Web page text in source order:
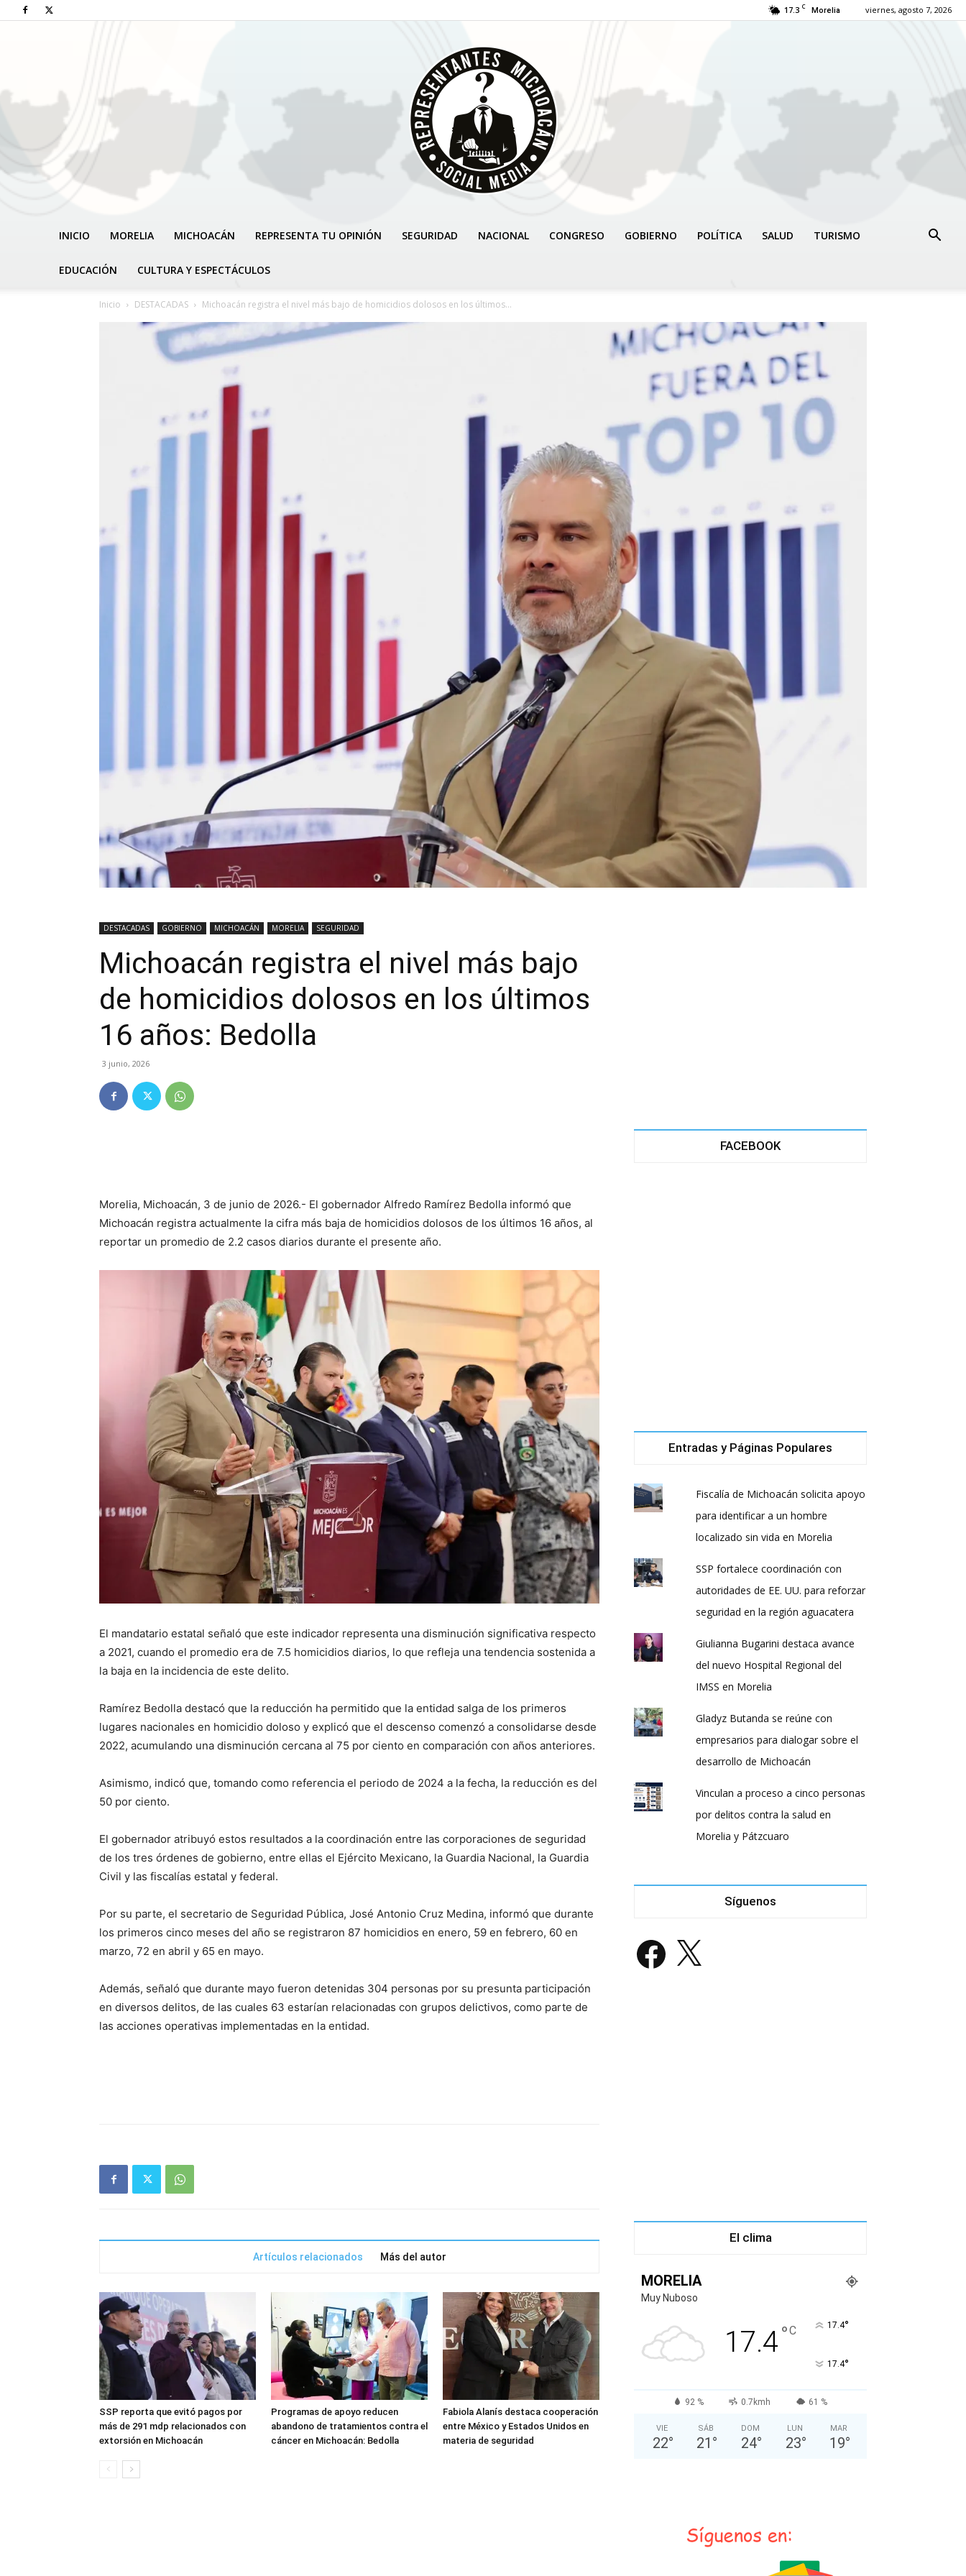
17.3 C Morelia viernes, agosto 7, 2026
SOCIAL
MEDIA
INICIO MORELIA MICHOACÁN REPRESENTA TU OPINIÓN SEGURIDAD NACIONAL CONGRESO GOBIERNO POLÍTICA SALUD TURISMO
EDUCACIÓN CULTURA Y ESPECTÁCULOS
Inicio DESTACADAS Michoacán registra el nivel más bajo de homicidios dolosos en los últimos...
DESTACADAS GOBIERNO MICHOACÁN MORELIA SEGURIDAD
Michoacán registra el nivel más bajo
de homicidios dolosos en los últimos
16 años: Bedolla
3 junio, 2026
Morelia, Michoacán, 3 de junio de 2026.- El gobernador Alfredo Ramírez Bedolla informó que
Michoacán registra actualmente la cifra más baja de homicidios dolosos de los últimos 16 años, al
reportar un promedio de 2.2 casos diarios durante el presente año.
El mandatario estatal señaló que este indicador representa una disminución significativa respecto
a 2021, cuando el promedio era de 7.5 homicidios diarios, lo que refleja una tendencia sostenida a
la baja en la incidencia de este delito.
Ramírez Bedolla destacó que la reducción ha permitido que la entidad salga de los primeros
lugares nacionales en homicidio doloso y explicó que el descenso comenzó a consolidarse desde
2022, acumulando una disminución cercana al 75 por ciento en comparación con años anteriores.
Asimismo, indicó que, tomando como referencia el periodo de 2024 a la fecha, la reducción es del
50 por ciento.
El gobernador atribuyó estos resultados a la coordinación entre las corporaciones de seguridad
de los tres órdenes de gobierno, entre ellas el Ejército Mexicano, la Guardia Nacional, la Guardia
Civil y las fiscalías estatal y federal.
Por su parte, el secretario de Seguridad Pública, José Antonio Cruz Medina, informó que durante
los primeros cinco meses del año se registraron 87 homicidios en enero, 59 en febrero, 60 en
marzo, 72 en abril y 65 en mayo.
Además, señaló que durante mayo fueron detenidas 304 personas por su presunta participación
en diversos delitos, de las cuales 63 estarían relacionadas con grupos delictivos, como parte de
las acciones operativas implementadas en la entidad.
Artículos relacionados Más del autor
SSP reporta que evitó pagos por
más de 291 mdp relacionados con
extorsión en Michoacán
Programas de apoyo reducen
abandono de tratamientos contra el
cáncer en Michoacán: Bedolla
Fabiola Alanís destaca cooperación
entre México y Estados Unidos en
materia de seguridad
FACEBOOK
Entradas y Páginas Populares
Fiscalía de Michoacán solicita apoyo
para identificar a un hombre
localizado sin vida en Morelia
SSP fortalece coordinación con
autoridades de EE. UU. para reforzar
seguridad en la región aguacatera
Giulianna Bugarini destaca avance
del nuevo Hospital Regional del
IMSS en Morelia
Gladyz Butanda se reúne con
empresarios para dialogar sobre el
desarrollo de Michoacán
Vinculan a proceso a cinco personas
por delitos contra la salud en
Morelia y Pátzcuaro
Síguenos
Facebook
El clima
MORELIA
Muy Nuboso
17.4°C 17.4°
17.4°
92 % 0.7kmh 61 %
VIE
22°
SÁB
21 °
DOM
24°
LUN
23°
MAR
19°